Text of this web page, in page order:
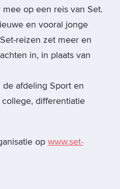
op een reis van Set.
en vooral jonge
reizen zet meer en
in, in plaats van
de afdeling Sport en
differentiatie
op www.set-